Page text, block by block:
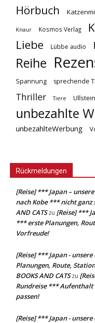
Hörbuch
Knaur Kosmos Verlag
Liebe Lübbe audio
Reihe
Spannung sprechende
Thriller Tiere
unbezahlte
unbezahlteWerbung
Rückmeldungen
[Reise] *** Japan –
nach Kobe *** nicht ganz
AND CATSzu [Reise] ***
*** erste Planungen,
Vorfreude!
[Reise] *** Japan -
Planungen, Route,
BOOKS AND CATSzu
Rundreise *** Aufenthalt
passen!
[Reise] *** Japan -